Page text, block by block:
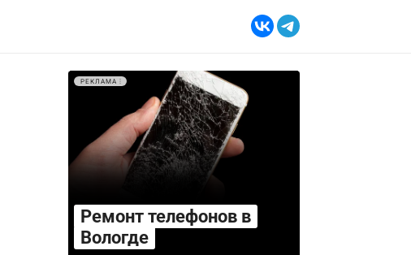
РЕКЛАМА
Ремонт телефонов в
Вологде